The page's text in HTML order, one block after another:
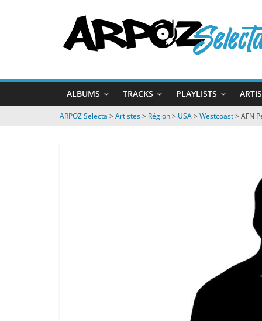
ARPOZ
Selecta
by
ARPOZ
&
ALBUMS TRACKS PLAYLISTS
ARPOZ Selecta > Artistes> Région> USA> Westcoast> AFN